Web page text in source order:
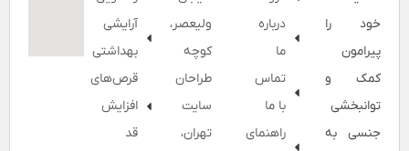
خود را
پیرامون
کمک و
توانبخشی
جنسی به
درباره
ما
تماس
با ما
راهنمای
ولیعصر،
کوچه
طراحان
سایت
تهران،
آرایشی
بهداشتی
قرص‌های
افزایش
قد